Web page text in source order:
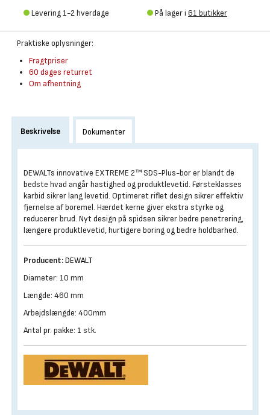
Levering 1-2 hverdage På lager i 61 butikker
Praktiske oplysninger:
Fragtpriser
60 dages returret
Om afhentning
Beskrivelse Dokumenter
DEWALTs innovative EXTREME 2™ SDS-Plus-bor er blandt de
bedste hvad angår hastighed og produktlevetid. Førsteklasses
karbid sikrer lang levetid. Optimeret riflet design sikrer effektiv
fjernelse af boremel. Hærdet kerne giver ekstra styrke og
reducerer brud. Nyt design på spidsen sikrer bedre penetrering,
længere produktlevetid, hurtigere boring og bedre holdbarhed.
Producent:DEWALT
Diameter: 10 mm
Længde: 460 mm
Arbejdslængde: 400mm
Antal pr. pakke: 1 stk.